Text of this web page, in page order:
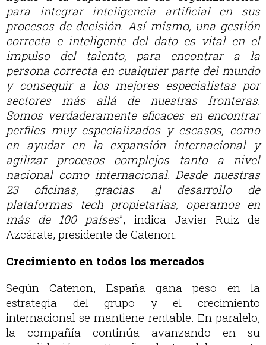
para integrar inteligencia artificial en sus
procesos de decisión. Así mismo, una gestión
correcta e inteligente del dato es vital en el
impulso del talento, para encontrar a la
persona correcta en cualquier parte del mundo
y conseguir a los mejores especialistas por
sectores más allá de nuestras fronteras.
Somos verdaderamente eficaces en encontrar
perfiles muy especializados y escasos, como
en ayudar en la expansión internacional y
agilizar procesos complejos tanto a nivel
nacional como internacional. Desde nuestras
23 oficinas, gracias al desarrollo de
plataformas tech propietarias, operamos en
más de 100 países”, indica Javier Ruiz de
Azcárate, presidente de Catenon.
Crecimiento en todos los mercados
Según Catenon, España gana peso en la
estrategia del grupo y el crecimiento
internacional se mantiene rentable. En paralelo,
la compañía continúa avanzando en su